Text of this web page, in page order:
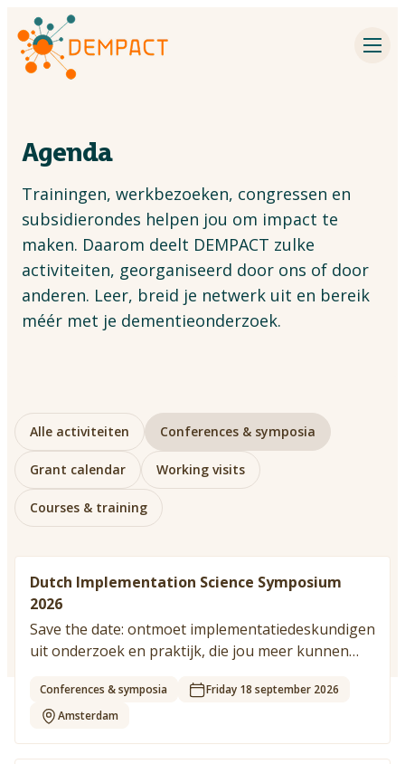
Impact partners
Dementia research
Contact
About DEMPACT
Vind jouw impactpartners
Agenda
Trainingen, werkbezoeken, congressen en
subsidierondes helpen jou om impact te
maken. Daarom deelt DEMPACT zulke
activiteiten, georganiseerd door ons of door
anderen. Leer, breid je netwerk uit en bereik
méér met je dementieonderzoek.
Alle activiteiten Conferences & symposia
Grant calendar Working visits
Courses & training
Dutch Implementation Science Symposium
2026
Save the date: ontmoet implementatiedeskundigen
uit onderzoek en praktijk, die jou meer kunnen
dementieonderzoek. Bezoek (gratis) het DISS!
Conferences & symposia
Friday 18 september 2026
Amsterdam